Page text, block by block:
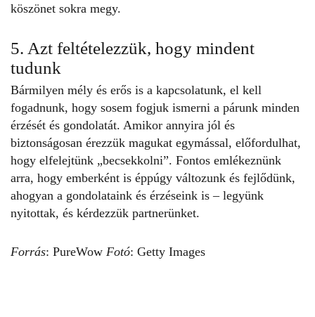
köszönet sokra megy.
5. Azt feltételezzük, hogy mindent
tudunk
Bármilyen mély és erős is a kapcsolatunk, el kell
fogadnunk, hogy sosem fogjuk ismerni a párunk minden
érzését és gondolatát. Amikor annyira jól és
biztonságosan érezzük magukat egymással, előfordulhat,
hogy elfelejtünk „becsekkolni”. Fontos emlékeznünk
arra, hogy emberként is éppúgy változunk és fejlődünk,
ahogyan a gondolataink és érzéseink is – legyünk
nyitottak, és kérdezzük partnerünket.
Forrás: PureWow Fotó: Getty Images